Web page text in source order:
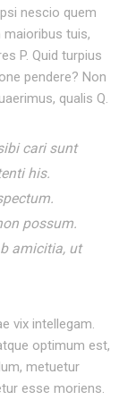
nescio quem
maioribus tuis,
P. Quid turpius
pendere? Non
qualis Q.
cari sunt
his.
possum.
amicitia, ut
vix intellegam.
optimum est,
metuetur
esse moriens.